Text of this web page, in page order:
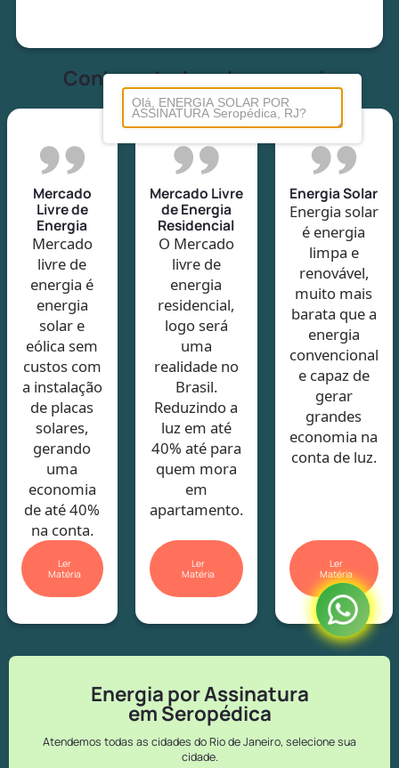
Conheça tudo sobre energia
Mercado
Livre de
Energia
Mercado
livre de
energia é
energia
solar e
eólica sem
custos com
a instalação
de placas
solares,
gerando
uma
economia
de até 40%
na conta.
Ler
Matéria
Mercado Livre
de Energia
Residencial
O Mercado
livre de
energia
residencial,
logo será
uma
realidade no
Brasil.
Reduzindo a
luz em até
40% até para
quem mora
em
apartamento.
Ler
Matéria
Energia Solar
Energia solar
é energia
limpa e
renovável,
muito mais
barata que a
energia
convencional
e capaz de
gerar
grandes
economia na
conta de luz.
Ler
Matéria
Energia por Assinatura
em Seropédica
Atendemos todas as cidades do Rio de Janeiro, selecione sua
cidade.